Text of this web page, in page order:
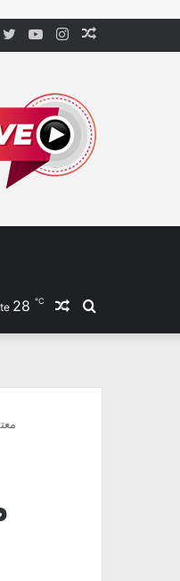
Instagram
YouTube
Twitter
Rechercher
Article
28 ℃